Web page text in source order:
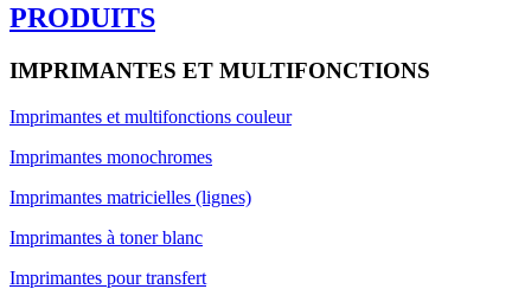
PRODUITS
IMPRIMANTES ET MULTIFONCTIONS
Imprimantes et multifonctions couleur
Imprimantes monochromes
Imprimantes matricielles (lignes)
Imprimantes à toner blanc
Imprimantes pour transfert